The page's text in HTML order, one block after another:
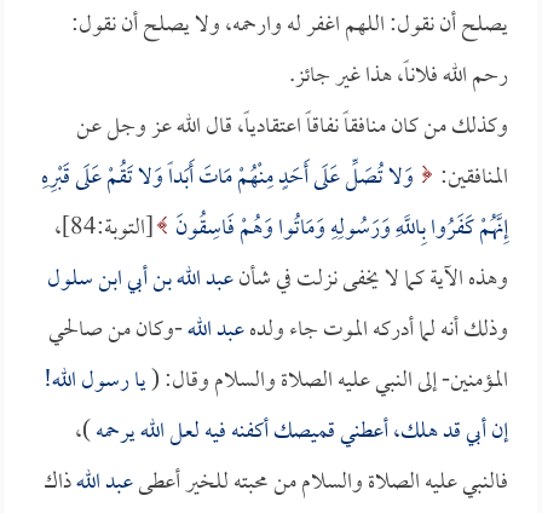
يصلح أن نقول: اللهم اغفر له وارحمه، ولا يصلح أن نقول:
رحم الله فلاناً، هذا غير جائز.
وكذلك من كان منافقاً نفاقاً اعتقادياً، قال الله عز وجل عن
المنافقين:
وَلا تُصَلِّ عَلَى أَحَدٍ مِنْهُمْ مَاتَ أَبَداً وَلا تَقُمْ عَلَى قَبْرِهِ
إِنَّهُمْ كَفَرُوا بِاللَّهِ وَرَسُولِهِ وَمَاتُوا وَهُمْ فَاسِقُونَ
[التوبة:84]،
وهذه الآية كما لا يخفى نزلت في شأنعبد الله بن أبي ابن سلول
وذلك أنه لما أدركه الموت جاء ولدهعبد الله-وكان من صالحي
المؤمنين- إلى النبي عليه الصلاة والسلام وقال: (يا رسول الله!
إن أبي قد هلك، أعطني قميصك أكفنه فيه لعل الله يرحمه)،
فالنبي عليه الصلاة والسلام من محبته للخير أعطىعبد اللهذاك